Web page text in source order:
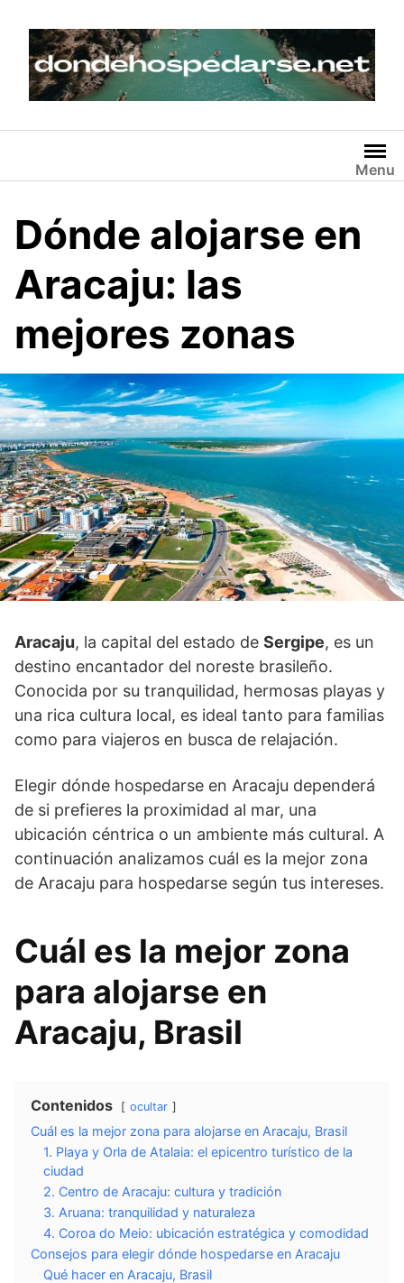
content
Menu
Dónde alojarse en
Aracaju: las
mejores zonas
Aracaju, la capital del estado de Sergipe, es un
destino encantador del noreste brasileño.
Conocida por su tranquilidad, hermosas playas y
una rica cultura local, es ideal tanto para familias
como para viajeros en busca de relajación.
Elegir dónde hospedarse en Aracaju dependerá
de si prefieres la proximidad al mar, una
ubicación céntrica o un ambiente más cultural. A
continuación analizamos cuál es la mejor zona
de Aracaju para hospedarse según tus intereses.
Cuál es la mejor zona
para alojarse en
Aracaju, Brasil
Contenidos ocultar
Cuál es la mejor zona para alojarse en Aracaju, Brasil
1. Playa y Orla de Atalaia: el epicentro turístico de la
ciudad
2. Centro de Aracaju: cultura y tradición
3. Aruana: tranquilidad y naturaleza
4. Coroa do Meio: ubicación estratégica y comodidad
Consejos para elegir dónde hospedarse en Aracaju
Qué hacer en Aracaju, Brasil